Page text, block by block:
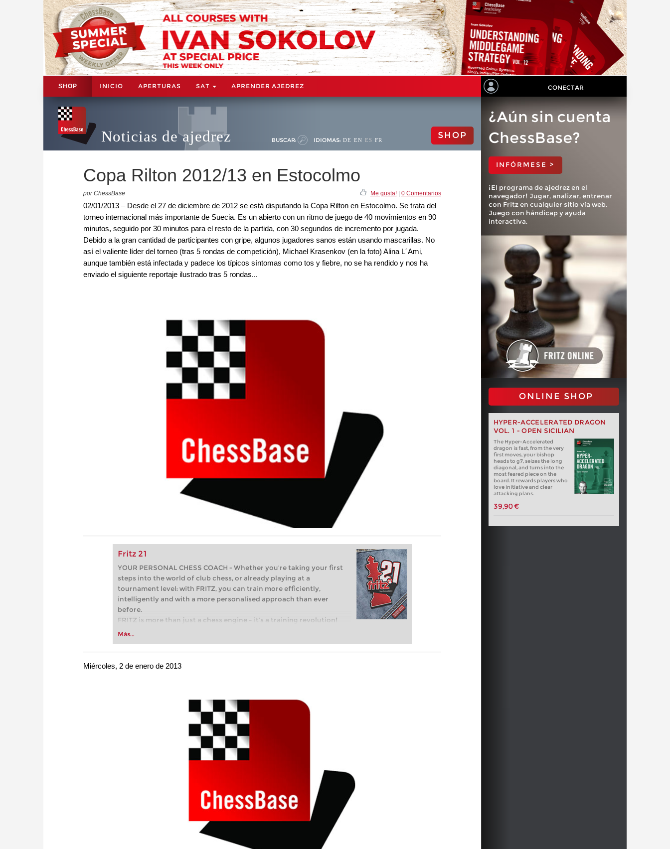
SHOP INICIO APERTURAS SAT APRENDER AJEDREZ CONECTAR
Noticias de ajedrez BUSCAR: IDIOMAS: DE EN ES FR SHOP
Copa Rilton 2012/13 en Estocolmo
por ChessBase Me gusta!| 0 Comentarios
02/01/2013 – Desde el 27 de diciembre de 2012 se está disputando la Copa Rilton en Estocolmo. Se trata del
torneo internacional más importante de Suecia. Es un abierto con un ritmo de juego de 40 movimientos en 90
minutos, seguido por 30 minutos para el resto de la partida, con 30 segundos de incremento por jugada.
Debido a la gran cantidad de participantes con gripe, algunos jugadores sanos están usando mascarillas. No
así el valiente líder del torneo (tras 5 rondas de competición), Michael Krasenkov (en la foto) Alina L´Ami,
aunque también está infectada y padece los típicos síntomas como tos y fiebre, no se ha rendido y nos ha
enviado el siguiente reportaje ilustrado tras 5 rondas...
Fritz 21
YOUR PERSONAL CHESS COACH - Whether you’re taking your first
steps into the world of club chess, or already playing at a
tournament level: with FRITZ, you can train more efficiently,
intelligently and with a more personalised approach than ever
before.
FRITZ is more than just a chess engine – it’s a training revolution!
Whether you’re taking your first steps into the world of club chess,
more efficiently, intelligently and with a more personalised
approach than ever before.
Más...
¿Aún sin cuenta
ChessBase?
INFÓRMESE >
¡El programa de ajedrez en el
navegador! Jugar, analizar, entrenar
con Fritz en cualquier sitio vía web.
Juego con hándicap y ayuda
interactiva.
ONLINE SHOP
HYPER-ACCELERATED DRAGON
VOL. 1 - OPEN SICILIAN
The Hyper-Accelerated
dragon is fast, from the very
first moves, your bishop
heads to g7, seizes the long
diagonal, and turns into the
most feared piece on the
board. It rewards players who
love initiative and clear
attacking plans.
39,90 €
Miércoles, 2 de enero de 2013